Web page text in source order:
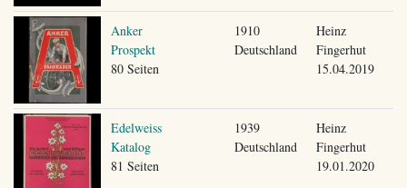
Anker
Prospekt
80 Seiten
1910
Deutschland
Heinz
Fingerhut
15.04.2019
Edelweiss
Katalog
81 Seiten
1939
Deutschland
Heinz
Fingerhut
19.01.2020